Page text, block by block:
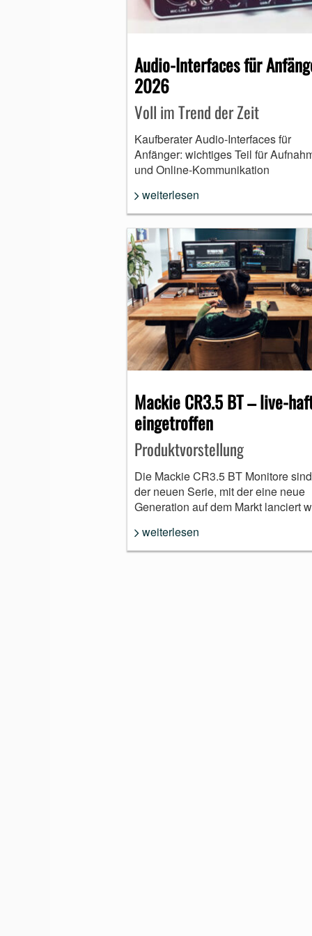
Audio-Interfaces für
2026
Voll im Trend der Zeit
Kaufberater Audio-Interfaces für
Anfänger: wichtiges Teil für
und Online-Kommunikation
weiterlesen
Mackie CR3.5 BT – live-
eingetroffen
Produktvorstellung
Die Mackie CR3.5 BT Monitore
der neuen Serie, mit der eine neue
Generation auf dem Markt lanciert
weiterlesen